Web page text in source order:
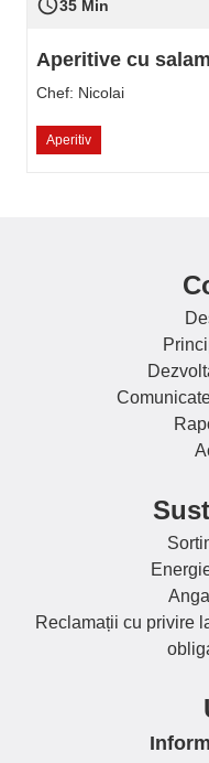
access_time35 Min
Nivel de dificultate
Aperitive cu
Chef: Nicolai
Aperitiv
Reclamații cu privire